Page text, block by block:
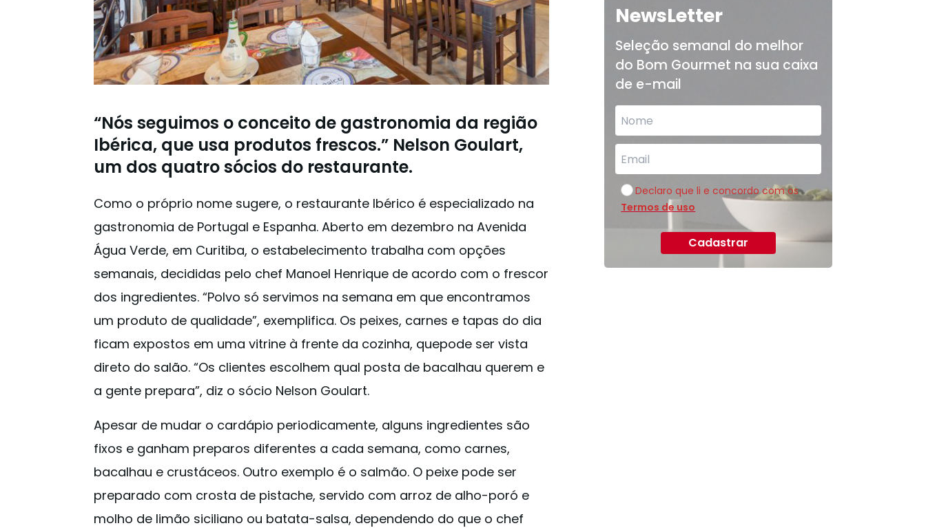
“Nós seguimos o conceito de gastronomia da região
Ibérica, que usa produtos frescos.” Nelson Goulart,
um dos quatro sócios do restaurante.
Como o próprio nome sugere, o restaurante Ibérico é especializado na
gastronomia de Portugal e Espanha. Aberto em dezembro na Avenida
Água Verde, em Curitiba, o estabelecimento trabalha com opções
semanais, decididas pelo chef Manoel Henrique de acordo com o frescor
dos ingredientes. “Polvo só servimos na semana em que encontramos
um produto de qualidade”, exemplifica. Os peixes, carnes e tapas do dia
ficam expostos em uma vitrine à frente da cozinha, quepode ser vista
direto do salão. “Os clientes escolhem qual posta de bacalhau querem e
a gente prepara”, diz o sócio Nelson Goulart.
Apesar de mudar o cardápio periodicamente, alguns ingredientes são
fixos e ganham preparos diferentes a cada semana, como carnes,
bacalhau e crustáceos. Outro exemplo é o salmão. O peixe pode ser
preparado com crosta de pistache, servido com arroz de alho-poró e
molho de limão siciliano ou batata-salsa, dependendo do que o chef
NewsLetter
Seleção semanal do melhor
do Bom Gourmet na sua caixa
de e-mail
Declaro que li e concordo com os
Termos de uso
Cadastrar